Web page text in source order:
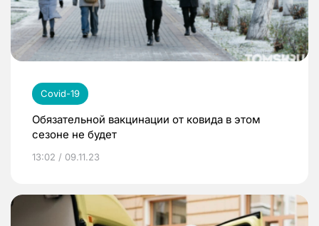
Covid-19
Обязательной вакцинации от ковида в этом
сезоне не будет
13:02 / 09.11.23